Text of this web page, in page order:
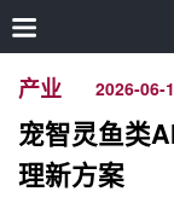
产业 2026-06-
宠智灵鱼类
理新方案